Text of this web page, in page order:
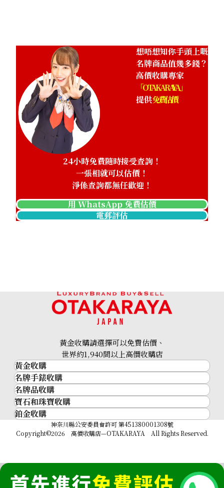
想唔想知你手頭上嘅
名牌商品值幾多錢？
高價收購專家
「OTAKARAYA」
提供免費估價
24小時免費隨時接受查詢！
一張相就可以估價！
淨係查詢都無任歡迎！
用 WhatsApp 免費估價
電郵評估
黃金收購請選擇可以免費估價、
世界約1,940間以上高價收購店
黃金收購
黃金･金條
金條
金幣及銀幣
過去十年黃金價格
金飾
名牌手錶收購
名牌手錶收購
勞力士 (Rolex)
Patek Philippe
Audemars Piguet
名牌品收購
名牌品收購
HERMES
LOUIS VUITTON
CHANEL
CELINE
FENDI
寶石和珠寶收購
寶石和珠寶
祖母綠
紅寶石
鉑金收購
神奈川縣公安委員會許可 第451380001308號
Copyright©2026 高價收購店—OTAKARAYA All Rights Reserved.